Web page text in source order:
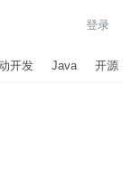
登录
开发 Java 开源